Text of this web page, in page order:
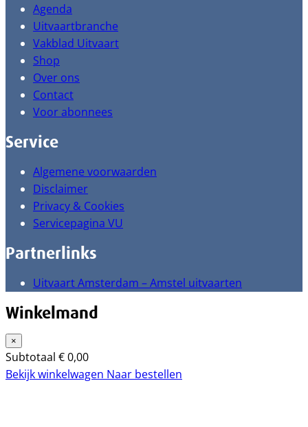
Agenda
Uitvaartbranche
Vakblad Uitvaart
Shop
Over ons
Contact
Voor abonnees
Service
Algemene voorwaarden
Disclaimer
Privacy & Cookies
Servicepagina VU
Partnerlinks
Uitvaart Amsterdam – Amstel uitvaarten
Winkelmand
×
Subtotaal €0,00
Bekijk winkelwagen Naar bestellen